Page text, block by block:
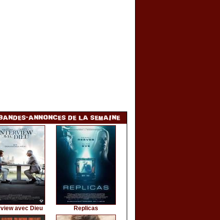
avec Dieu Replicas